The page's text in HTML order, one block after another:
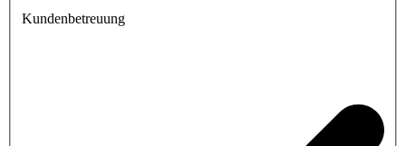
Kundenbetreuung